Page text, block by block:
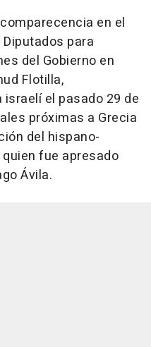
en el
para
del Gobierno en
Flotilla,
el pasado 29 de
próximas a Grecia
del hispano-
fue apresado
Ávila.